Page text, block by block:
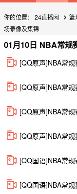
你的位置： 24直播网 篮
场录像及集锦
01月10日 NBA常规
[QQ原声]NBA常
[QQ原声]NBA常
[QQ原声]NBA常
[QQ原声]NBA常
[QQ国语]NBA常
[QQ国语]NBA常